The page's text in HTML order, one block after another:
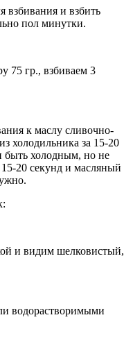
взбивания и взбить
пол минутки.
75 гр., взбиваем 3
к маслу сливочно-
холодильника за 15-20
быть холодным, но не
20 секунд и масляный
и видим шелковистый,
водорастворимыми